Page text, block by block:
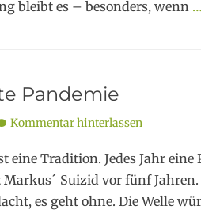
bleibt es – besonders, wenn
Pandemie
Kommentar hinterlassen
eine Tradition. Jedes Jahr eine
Suizid vor fünf
es geht ohne. Die Welle